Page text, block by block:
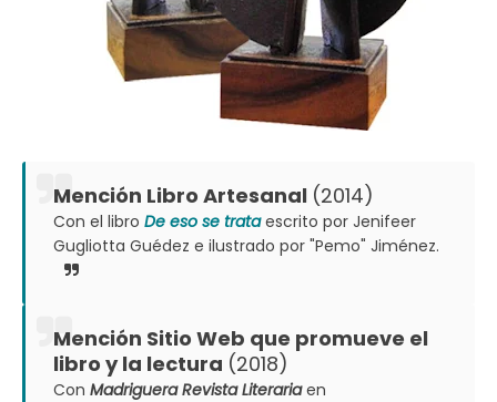
Mención Libro Artesanal (2014)
Con el libro De eso se trataescrito por Jenifeer
Gugliotta Guédez e ilustrado por "Pemo" Jiménez.
Mención Sitio Web que promueve el
libro y la lectura (2018)
Con Madriguera Revista Literariaen